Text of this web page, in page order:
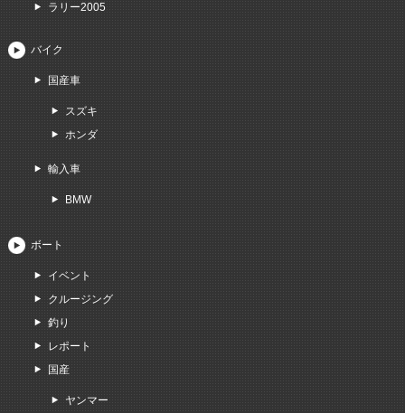
ラリー2005
バイク
国産車
スズキ
ホンダ
輸入車
BMW
ボート
イベント
クルージング
釣り
レポート
国産
ヤンマー